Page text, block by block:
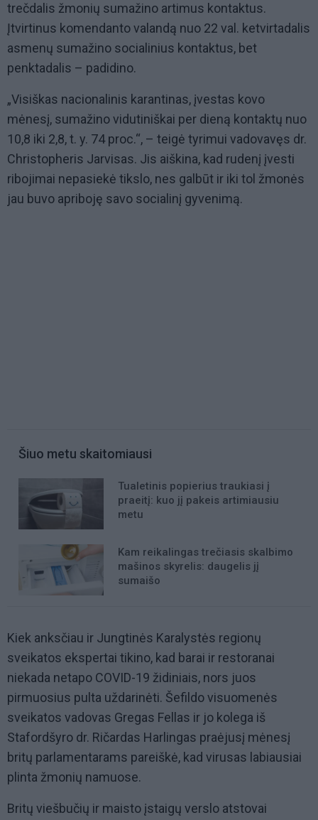
trečdalis žmonių sumažino artimus kontaktus.
Įtvirtinus komendanto valandą nuo 22 val. ketvirtadalis
asmenų sumažino socialinius kontaktus, bet
penktadalis – padidino.
„Visiškas nacionalinis karantinas, įvestas kovo
mėnesį, sumažino vidutiniškai per dieną kontaktų nuo
10,8 iki 2,8, t. y. 74 proc.“, – teigė tyrimui vadovavęs dr.
Christopheris Jarvisas. Jis aiškina, kad rudenį įvesti
ribojimai nepasiekė tikslo, nes galbūt ir iki tol žmonės
jau buvo apriboję savo socialinį gyvenimą.
Šiuo metu skaitomiausi
Tualetinis popierius traukiasi į
praeitį: kuo jį pakeis artimiausiu
metu
Kam reikalingas trečiasis skalbimo
mašinos skyrelis: daugelis jį
sumaišo
Kiek anksčiau ir Jungtinės Karalystės regionų
sveikatos ekspertai tikino, kad barai ir restoranai
niekada netapo COVID-19 židiniais, nors juos
pirmuosius pulta uždarinėti. Šefildo visuomenės
sveikatos vadovas Gregas Fellas ir jo kolega iš
Stafordšyro dr. Ričardas Harlingas praėjusį mėnesį
britų parlamentarams pareiškė, kad virusas labiausiai
plinta žmonių namuose.
Britų viešbučių ir maisto įstaigų verslo atstovai